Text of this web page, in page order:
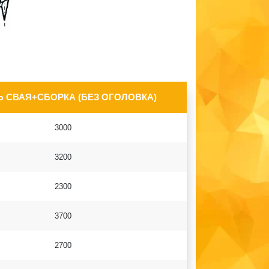
СВАЯ+СБОРКА (БЕЗ ОГОЛОВКА)
3000
3200
2300
3700
2700